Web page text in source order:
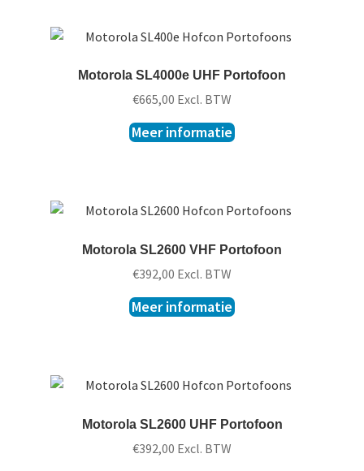
Motorola SL4000e UHF Portofoon
€665,00 Excl. BTW
Meer informatie
Motorola SL2600 VHF Portofoon
€392,00 Excl. BTW
Meer informatie
Motorola SL2600 UHF Portofoon
€392,00 Excl. BTW